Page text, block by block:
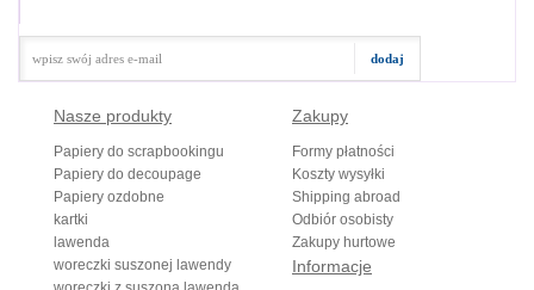
Nasze produkty
Papiery do scrapbookingu
Papiery do decoupage
Papiery ozdobne
kartki
lawenda
woreczki suszonej lawendy
Zakupy
Formy płatności
Koszty wysyłki
Shipping abroad
Odbiór osobisty
Zakupy hurtowe
Informacje